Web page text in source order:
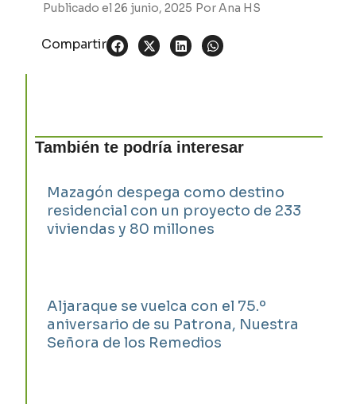
Publicado el26 junio, 2025 PorAna HS
Compartir
También te podría interesar
Mazagón despega como destino
residencial con un proyecto de 233
viviendas y 80 millones
Aljaraque se vuelca con el 75.º
aniversario de su Patrona, Nuestra
Señora de los Remedios